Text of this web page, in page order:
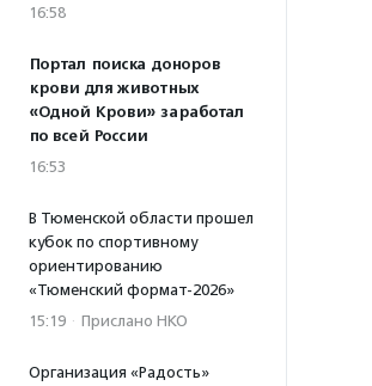
16:58
Портал поиска доноров
крови для животных
«Одной Крови» заработал
по всей России
16:53
В Тюменской области прошел
кубок по спортивному
ориентированию
«Тюменский формат-2026»
15:19 · Прислано НКО
Организация «Радость»